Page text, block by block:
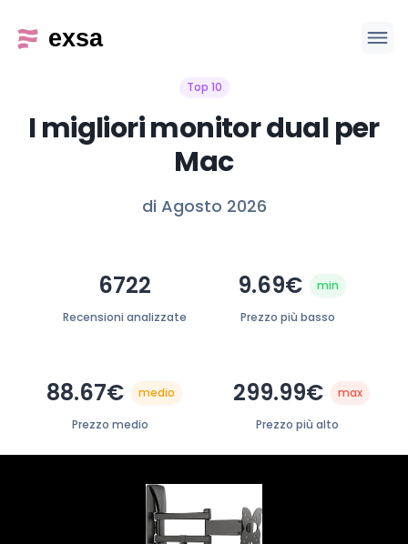
Top 10
I migliori monitor dual per
Mac
di Agosto 2026
6722
Recensioni analizzate
9.69€ min
Prezzo più basso
88.67€ medio
Prezzo medio
299.99€ max
Prezzo più alto